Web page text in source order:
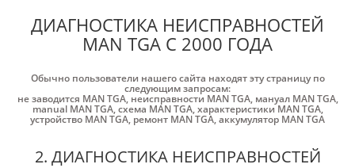
ДИАГНОСТИКА НЕИСПРАВНОСТЕЙ
MAN TGA С 2000 ГОДА
Обычно пользователи нашего сайта находят эту страницу по
следующим запросам:
не заводится MAN TGA, неисправности MAN TGA, мануал MAN TGA,
manual MAN TGA,схема MAN TGA,характеристики MAN TGA,
устройство MAN TGA, ремонт MAN TGA,аккумулятор MAN TGA
2. ДИАГНОСТИКА НЕИСПРАВНОСТЕЙ